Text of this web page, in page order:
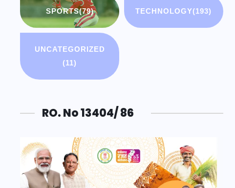
SPORTS(79) TECHNOLOGY(193)
UNCATEGORIZED
(11)
RO. No 13404/ 86